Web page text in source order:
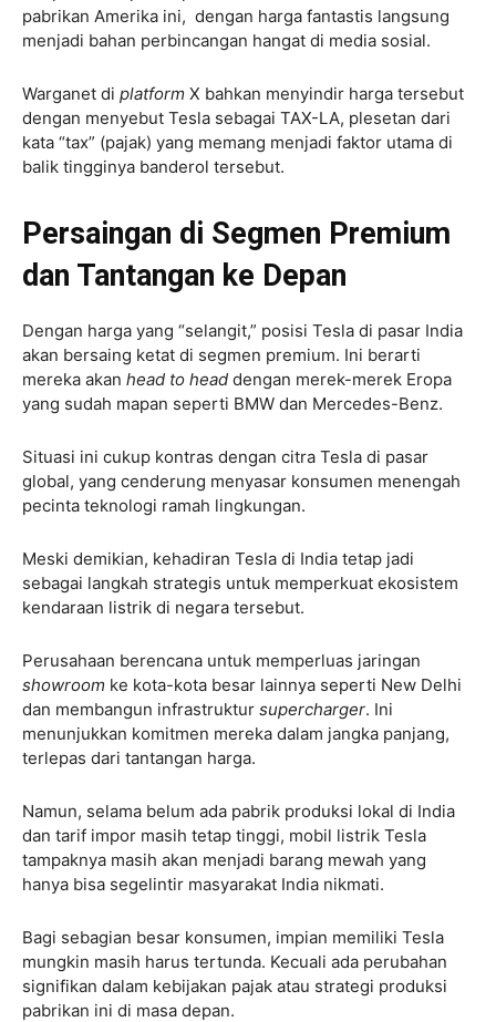
pabrikan Amerika ini, dengan harga fantastis langsung
menjadi bahan perbincangan hangat di media sosial.
Warganet di platform X bahkan menyindir harga tersebut
dengan menyebut Tesla sebagai TAX-LA, plesetan dari
kata “tax” (pajak) yang memang menjadi faktor utama di
balik tingginya banderol tersebut.
Persaingan di Segmen Premium
dan Tantangan ke Depan
Dengan harga yang “selangit,” posisi Tesla di pasar India
akan bersaing ketat di segmen premium. Ini berarti
mereka akan head to head dengan merek-merek Eropa
yang sudah mapan seperti BMW dan Mercedes-Benz.
Situasi ini cukup kontras dengan citra Tesla di pasar
global, yang cenderung menyasar konsumen menengah
pecinta teknologi ramah lingkungan.
Meski demikian, kehadiran Tesla di India tetap jadi
sebagai langkah strategis untuk memperkuat ekosistem
kendaraan listrik di negara tersebut.
Perusahaan berencana untuk memperluas jaringan
showroom ke kota-kota besar lainnya seperti New Delhi
dan membangun infrastruktur supercharger. Ini
menunjukkan komitmen mereka dalam jangka panjang,
terlepas dari tantangan harga.
Namun, selama belum ada pabrik produksi lokal di India
dan tarif impor masih tetap tinggi, mobil listrik Tesla
tampaknya masih akan menjadi barang mewah yang
hanya bisa segelintir masyarakat India nikmati.
Bagi sebagian besar konsumen, impian memiliki Tesla
mungkin masih harus tertunda. Kecuali ada perubahan
signifikan dalam kebijakan pajak atau strategi produksi
pabrikan ini di masa depan.